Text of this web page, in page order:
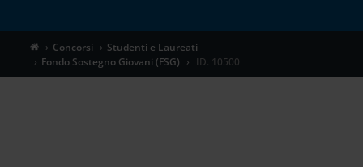
Concorsi
Studenti e Laureati
Fondo Sostegno Giovani (FSG)
ID. 10500